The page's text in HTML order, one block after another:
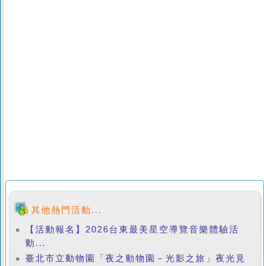
其他熱門活動...
【活動報名】2026台東最美星空導覽音樂體驗活
動...
臺北市立動物園「夜之動物園－光影之旅」夜光見